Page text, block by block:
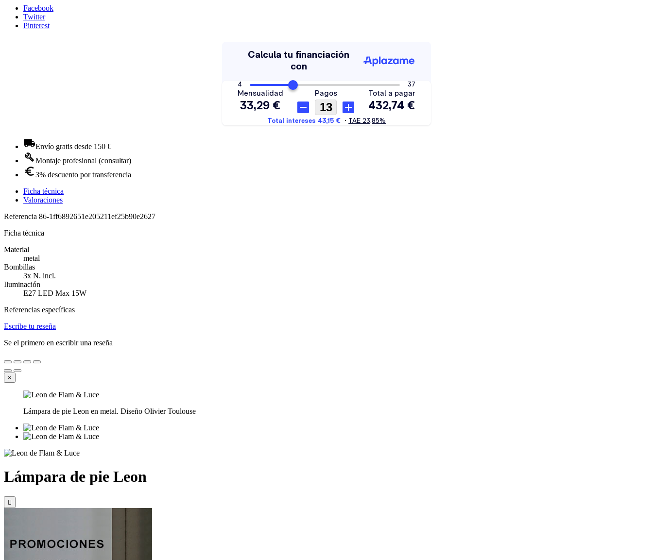
Facebook
Twitter
Pinterest
Envío gratis desde 150 €
Montaje profesional (consultar)
3% descuento por transferencia
Ficha técnica
Valoraciones
Referencia 86-1ff6892651e205211ef25b90e2627
Ficha técnica
Material
metal
Bombillas
3x N. incl.
Iluminación
E27 LED Max 15W
Referencias específicas
Escribe tu reseña
Se el primero en escribir una reseña
×
Lámpara de pie Leon en metal. Diseño Olivier Toulouse
Lámpara de pie Leon
